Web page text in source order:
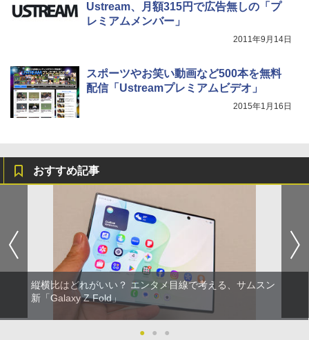
Ustream、月額315円で広告無しの「プ
レミアムメンバー」
2011年9月14日
スポーツやお笑い動画など500本を無料
配信「Ustreamプレミアムビデオ」
2015年1月16日
おすすめ記事
縦横比はどれがいい？ エンタメ目線で考える、サムスン
新「Galaxy Z Fold」
● ● ●